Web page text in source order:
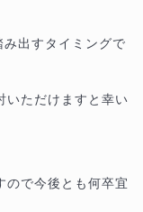
出すタイミングで
いただけますと幸い
ので今後とも何卒宜